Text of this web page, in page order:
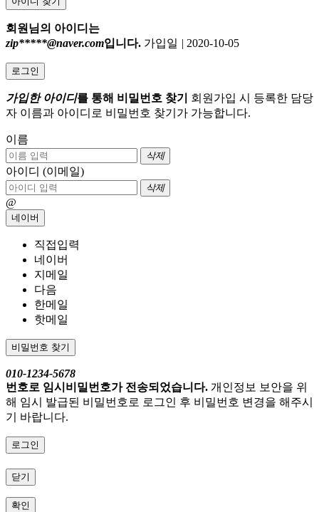
회원님의 아이디는
zip*****@naver.com입니다. 가입일 | 2020-10-05
로그인
가입한 아이디를 통해 비밀번호 찾기
회원가입 시 등록한 담당
자 이름과 아이디로 비밀번호 찾기가 가능합니다.
이름
삭제
아이디 (이메일)
삭제
@
네이버
직접입력
네이버
지메일
다음
한메일
핫메일
비밀번호 찾기
010-1234-5678
번호로 임시비밀번호가 전송되었습니다. 개인정보 보안을 위
해 임시 발급된 비밀번호로 로그인 후 비밀번호 변경을 해주시
기 바랍니다.
로그인
닫기
확인